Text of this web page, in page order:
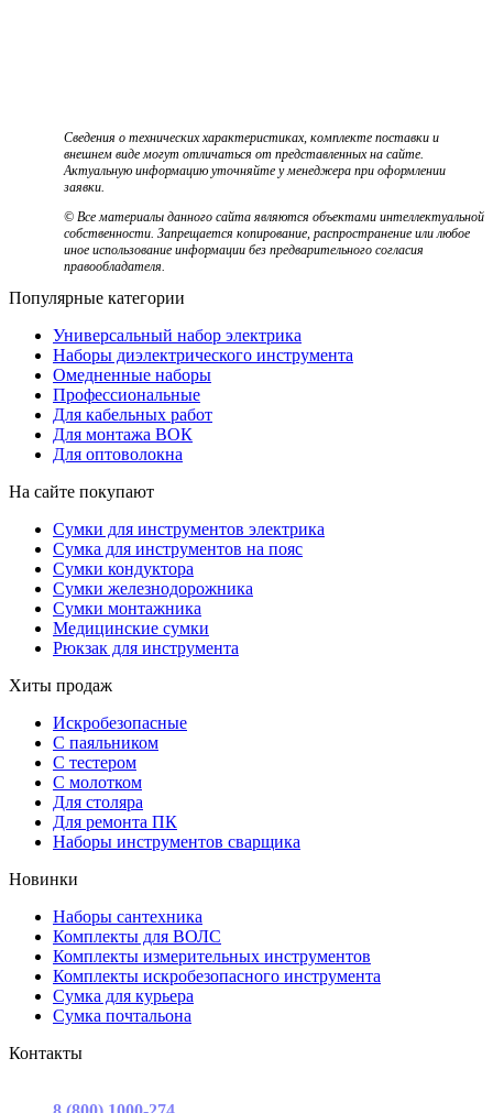
Сведения о технических характеристиках, комплекте поставки и
внешнем виде могут отличаться от представленных на сайте.
Актуальную информацию уточняйте у менеджера при оформлении
заявки.
© Все материалы данного сайта являются объектами интеллектуальной
собственности. Запрещается копирование, распространение или любое
иное использование информации без предварительного согласия
правообладателя.
Популярные категории
Универсальный набор электрика
Наборы диэлектрического инструмента
Омедненные наборы
Профессиональные
Для кабельных работ
Для монтажа ВОК
Для оптоволокна
На сайте покупают
Сумки для инструментов электрика
Сумка для инструментов на пояс
Сумки кондуктора
Сумки железнодорожника
Сумки монтажника
Медицинские сумки
Рюкзак для инструмента
Хиты продаж
Искробезопасные
С паяльником
С тестером
С молотком
Для столяра
Для ремонта ПК
Наборы инструментов сварщика
Новинки
Наборы сантехника
Комплекты для ВОЛС
Комплекты измерительных инструментов
Комплекты искробезопасного инструмента
Сумка для курьера
Сумка почтальона
Контакты